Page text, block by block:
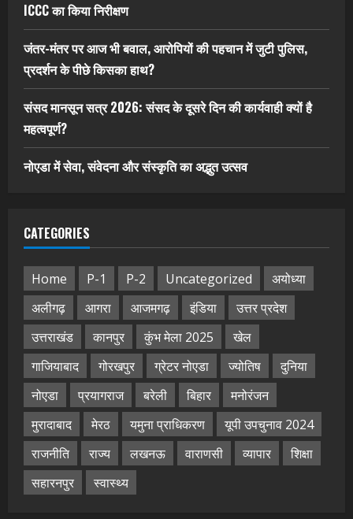
ICCC का किया निरीक्षण
जंतर-मंतर पर आज भी बवाल, आरोपियों की पहचान में जुटी पुलिस,
प्रदर्शन के पीछे किसका हाथ?
संसद मानसून सत्र 2026: संसद के दूसरे दिन की कार्यवाही क्यों है
महत्वपूर्ण?
नोएडा में सेवा, संवेदना और संस्कृति का अद्भुत उत्सव
CATEGORIES
Home P-1 P-2 Uncategorized
अयोध्या
अलीगढ़
आगरा आजमगढ़ इंडिया
उत्तर प्रदेश
उत्तराखंड
कानपुर कुंभ मेला 2025
खेल
गाजियाबाद
गोरखपुर ग्रेटर नोएडा ज्योतिष
दुनिया
नोएडा
प्रयागराज बरेली बिहार
मनोरंजन
मुरादाबाद
मेरठ यमुना प्राधिकरण
यूपी उपचुनाव 2024
राजनीति
राज्य लखनऊ वाराणसी व्यापार
शिक्षा
सहारनपुर
स्वास्थ्य